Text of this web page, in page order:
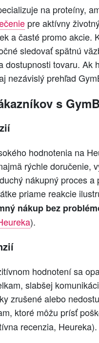
na proteíny,
pre aktívny
a časté promo akcie.
sledovať spätnú
dostupnosti tovaru.
nezávislý prehľad
s
hodnotenia na
rýchle doručenie,
nákupný proces
priame reakcie
nákup bez
).
hodnotení sa
slabšej
zrušené alebo
ktoré môžu prísť
recenzia, Heureka).